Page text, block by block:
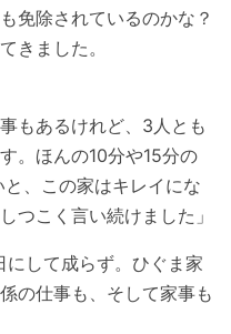
免除されているのかな？
きました。
もあるけれど、3人とも
。ほんの10分や15分の
、この家はキレイにな
つこく言い続けました」
して成らず。ひぐま家
の仕事も、そして家事も